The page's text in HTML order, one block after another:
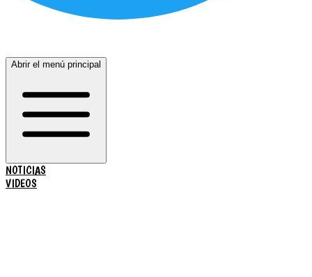
Abrir el menú principal
NOTICIAS
VIDEOS